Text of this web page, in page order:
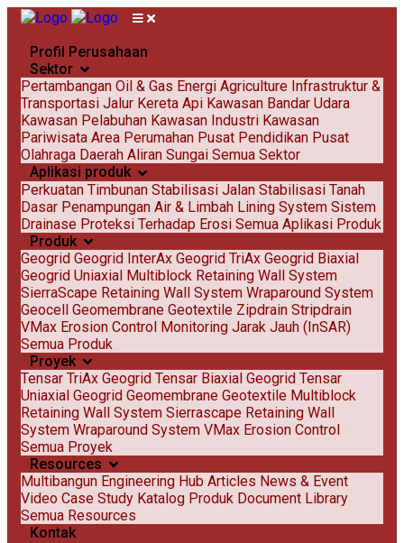
Profil Perusahaan
Sektor
Pertambangan Oil & Gas Energi Agriculture Infrastruktur &
Transportasi Jalur Kereta Api Kawasan Bandar Udara
Kawasan Pelabuhan Kawasan Industri Kawasan
Pariwisata Area Perumahan Pusat Pendidikan Pusat
Olahraga Daerah Aliran Sungai Semua Sektor
Aplikasi produk
Perkuatan Timbunan Stabilisasi Jalan Stabilisasi Tanah
Dasar Penampungan Air & Limbah Lining System Sistem
Drainase Proteksi Terhadap Erosi Semua Aplikasi Produk
Produk
Geogrid Geogrid InterAx Geogrid TriAx Geogrid Biaxial
Geogrid Uniaxial Multiblock Retaining Wall System
SierraScape Retaining Wall System Wraparound System
Geocell Geomembrane Geotextile Zipdrain Stripdrain
VMax Erosion Control Monitoring Jarak Jauh (InSAR)
Semua Produk
Proyek
Tensar TriAx Geogrid Tensar Biaxial Geogrid Tensar
Uniaxial Geogrid Geomembrane Geotextile Multiblock
Retaining Wall System Sierrascape Retaining Wall
System Wraparound System VMax Erosion Control
Semua Proyek
Resources
Multibangun Engineering Hub Articles News & Event
Video Case Study Katalog Produk Document Library
Semua Resources
Kontak